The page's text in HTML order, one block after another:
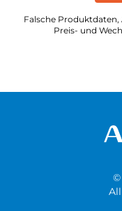
Falsche
Preis- und
©